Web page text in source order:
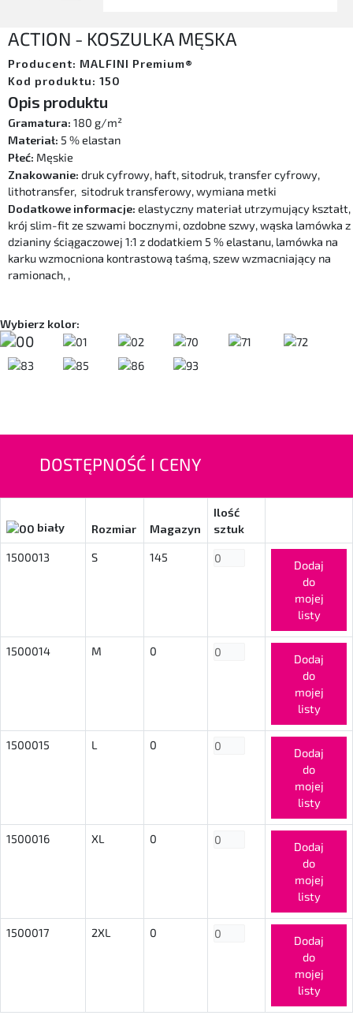
ACTION - KOSZULKA MĘSKA
Producent: MALFINI Premium®
Kod produktu: 150
Opis produktu
Gramatura: 180 g/m²
Materiał: 5 % elastan
Płeć: Męskie
Znakowanie: druk cyfrowy, haft, sitodruk, transfer cyfrowy,
lithotransfer, sitodruk transferowy, wymiana metki
Dodatkowe informacje: elastyczny materiał utrzymujący kształt,
krój slim-fit ze szwami bocznymi, ozdobne szwy, wąska lamówka z
dzianiny ściągaczowej 1:1 z dodatkiem 5 % elastanu, lamówka na
karku wzmocniona kontrastową taśmą, szew wzmacniający na
ramionach, ,
Wybierz kolor:
DOSTĘPNOŚĆ I CENY
biały Rozmiar Magazyn
Ilość
sztuk
1500013
S 145
Dodaj
do
mojej
listy
1500014 M 0
Dodaj
do
mojej
listy
1500015 L 0
Dodaj
do
mojej
listy
1500016 XL 0
Dodaj
do
mojej
listy
1500017 2XL 0
Dodaj
do
mojej
listy